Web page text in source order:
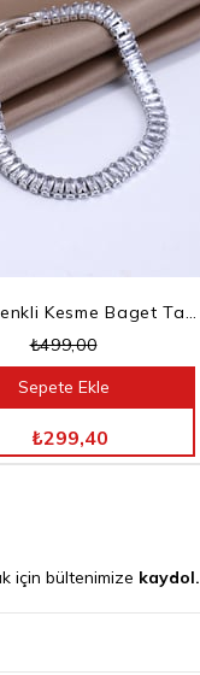
Gümüş Renkli Kesme Baget Taşlı Su Yolu Bileklik
₺499,00
₺299,40
Sepete Ekle
için bültenimize kaydol.